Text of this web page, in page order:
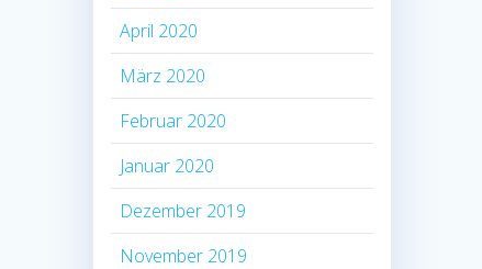
April 2020
März 2020
Februar 2020
Januar 2020
Dezember 2019
November 2019